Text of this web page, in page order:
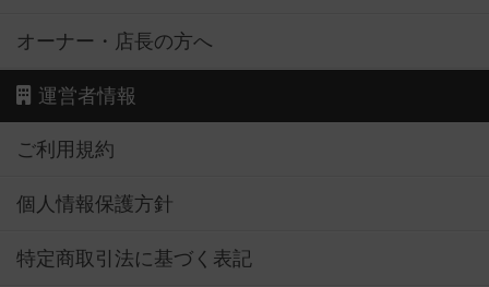
オーナー・店長の方へ
運営者情報
ご利用規約
個人情報保護方針
特定商取引法に基づく表記